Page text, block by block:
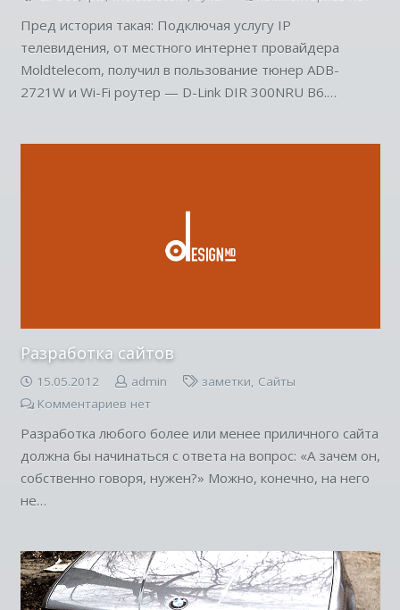
Пред история такая: Подключая услугу IP
телевидения, от местного интернет провайдера
Moldtelecom, получил в пользование тюнер ADB-
2721W и Wi-Fi роутер — D-Link DIR 300NRU B6.…
Разработка сайтов
15.05.2012 admin заметки, Сайты
Комментариев нет
Разработка любого более или менее приличного сайта
должна бы начинаться с ответа на вопрос: «А зачем он,
собственно говоря, нужен?» Можно, конечно, на него
не…